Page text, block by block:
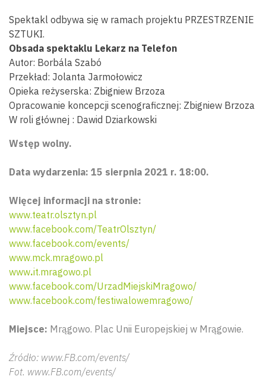
Spektakl odbywa się w ramach projektu PRZESTRZENIE
SZTUKI.
Obsada spektaklu Lekarz na Telefon
Autor: Borbála Szabó
Przekład: Jolanta Jarmołowicz
Opieka reżyserska: Zbigniew Brzoza
Opracowanie koncepcji scenograficznej: Zbigniew Brzoza
W roli głównej : Dawid Dziarkowski
Wstęp wolny.
Data wydarzenia: 15 sierpnia 2021 r. 18:00.
Więcej informacji na stronie:
www.teatr.olsztyn.pl
www.facebook.com/TeatrOlsztyn/
www.facebook.com/events/
www.mck.mragowo.pl
www.it.mragowo.pl
www.facebook.com/UrzadMiejskiMragowo/
www.facebook.com/festiwalowemragowo/
Miejsce: Mrągowo. Plac Unii Europejskiej w Mrągowie.
Źródło: www.FB.com/events/
Fot. www.FB.com/events/